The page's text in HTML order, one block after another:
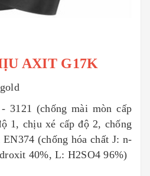
AXIT G17K
3121 (chống mài mòn cấp
1, chịu xé cấp độ 2, chống
(chống hóa chất J: n-
40%, L: H2SO4 96%)